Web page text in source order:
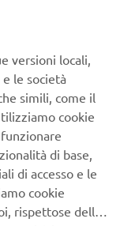
di Yamaha
è la storia di
a
per poi
essere la
più grande
per le
versioni locali,
le società
simili, come il
cookie
di base,
di accesso e le
cookie
rispettose della